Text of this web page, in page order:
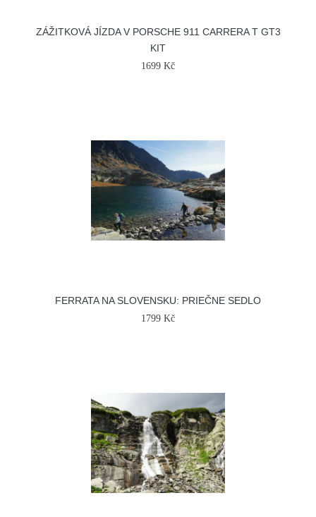
ZÁŽITKOVÁ JÍZDA V PORSCHE 911 CARRERA T GT3
KIT
1699 Kč
FERRATA NA SLOVENSKU: PRIEČNE SEDLO
1799 Kč